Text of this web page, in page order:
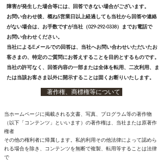
障害が発生した場合等には、回答できない場合がございます。
お問い合わせ後、概ね5営業日以上経過しても当社から回答や連絡
がない場合は、お手数ですが当社（029-292-0338）までお電話で
お問い合わせください。
当社によるEメールでの回答は、当社へお問い合わせいただいたお
客さまの、特定のご質問にお答えすることを目的とするものです。
当社の許可なく、回答内容の一部または全体を転用、二次利用、ま
たは当該お客さま以外に開示することは固くお断りいたします。
著作権、商標権等について
当ホームページに掲載される文書、写真、プログラム等の著作物
（以下「コンテンツ」といいます）の著作権は、当社または原著作
権者
その他の権利者に帰属します。私的利用その他法律によって認めら
れる場合を除き、コンテンツを無断で複製、転用等することは法律
で